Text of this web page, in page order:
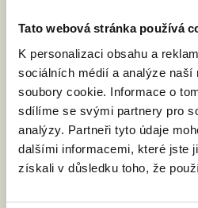
Tato webová stránka používá
K personalizaci obsahu a
sociálních médií a analýze
soubory cookie. Informace o
sdílíme se svými partnery pro
analýzy. Partneři tyto údaje
dalšími informacemi, které jste
získali v důsledku toho, že
registrovat níže
Informace k
doplňujeme.
Debatu